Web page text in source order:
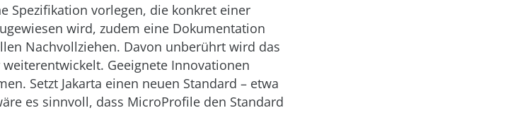
Spezifikation vorlegen, die konkret einer
wird, zudem eine Dokumentation
Nachvollziehen. Davon unberührt wird das
Geeignete Innovationen
Setzt Jakarta einen neuen Standard – etwa
es sinnvoll, dass MicroProfile den Standard